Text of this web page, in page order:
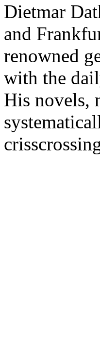
Dietmar
and
renowned
with the
His novels,